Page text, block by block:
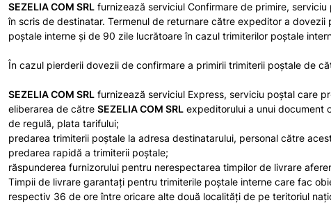
SEZELIA COM SRL furnizează serviciul Confirmare de primire,
în scris de destinatar. Termenul de returnare către expeditor a
poştale interne şi de 90 zile lucrătoare în cazul trimiterilor poştale
În cazul pierderii dovezii de confirmare a primirii trimiterii poştale de
SEZELIA COM SRL furnizează serviciul Express, serviciu poştal care
eliberarea de către SEZELIA COM SRL expeditorului a unui document
de regulă, plata tarifului;
predarea trimiterii poştale la adresa destinatarului, personal către
predarea rapidă a trimiterii poştale;
răspunderea furnizorului pentru nerespectarea timpilor de livrare
Timpii de livrare garantaţi pentru trimiterile poştale interne care fac
respectiv 36 de ore între oricare alte două localităţi de pe teritoriul